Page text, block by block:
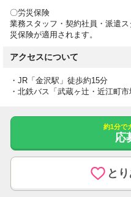
◆丁寧にサポートします！◆
お仕事さがしには不安がつきも
サポートすることを大切にして
◆研修制度・福利厚生制度が
80％以上の方が未経験からお
働くお仕事に合わせて受講で
ブランクのある方・未経験の
と学ぶことができますので、
〇労災保険
業務スタッフ・契約社員・派遣
災保険が適用されます。
アクセスについて
・JR「金沢駅」徒歩約15分
・北鉄バス「武蔵ヶ辻・近江町
約1分で
応
と